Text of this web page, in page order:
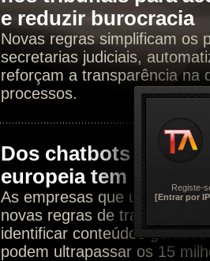
e reduzir burocracia
Novas regras simplificam os
secretarias judiciais,
reforçam a transparência na
processos.
Dos chatbots aos
europeia tem agora
As empresas que usam IA
novas regras de
identificar conteúdos
podem ultrapassar os 15
Registe-
[Entrar por